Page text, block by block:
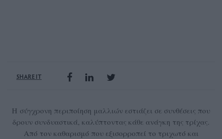
SHARE IT
H σύγχρονη περιποίηση μαλλιών εστιάζει σε συνθέσεις που
δρουν συνδυαστικά, καλύπτοντας κάθε ανάγκη της τρίχας.
Από τον καθαρισμό που εξισορροπεί το τριχωτό και